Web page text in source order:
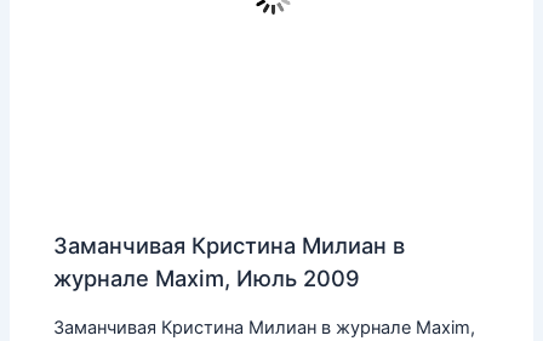
Заманчивая Кристина Милиан в
журнале Maxim, Июль 2009
Заманчивая Кристина Милиан в журнале Maxim,